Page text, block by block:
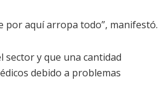
por aquí arropa todo”, manifestó.
sector y que una cantidad
debido a problemas